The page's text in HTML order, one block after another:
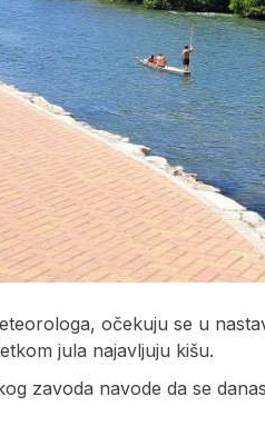
očekuju se u
jula najavljuju kišu.
zavoda navode da se